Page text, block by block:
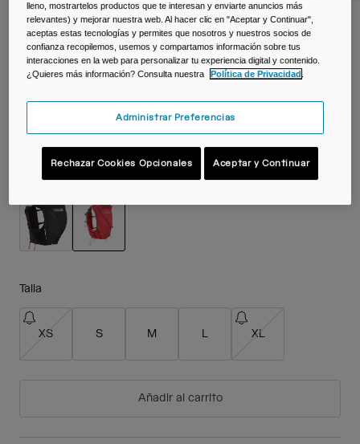
Chaleco Apex™ Pro 12 L con 2 frascos
Quick Stow™ 500 ml
N.º de artículo38777
Color -Scarlet Red
Talla
XS S M L XL
Añadir al carrito
lleno, mostrartelos productos que te interesan y enviarte anuncios más
relevantes) y mejorar nuestra web. Al hacer clic en "Aceptar y Continuar",
aceptas estas tecnologías y permites que nosotros y nuestros socios de
confianza recopilemos, usemos y compartamos información sobre tus
interacciones en la web para personalizar tu experiencia digital y contenido.
¿Quieres más información? Consulta nuestra
Política de Privacidad .
Administrar Preferencias
Rechazar Cookies Opcionales Aceptar y Continuar